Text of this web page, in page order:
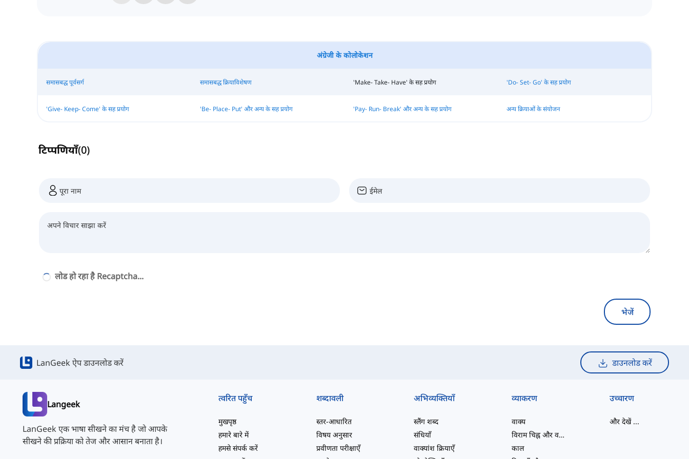
अंग्रेजी के कोलोकेशन
समासबद्ध पूर्वसर्ग समासबद्ध क्रियाविशेषण 'Make- Take- Have' के सह प्रयोग 'Do- Set- Go' के सह प्रयोग
'Give- Keep- Come' के सह प्रयोग 'Be- Place- Put' और अन्य के सह प्रयोग 'Pay- Run- Break' और अन्य के सह प्रयोग अन्य क्रियाओं के संयोजन
टिप्पणियाँ(0)
लोड हो रहा है Recaptcha...
भेजें
LanGeek ऐप डाउनलोड करें डाउनलोड करें
Langeek
LanGeek एक भाषा सीखने का मंच है जो आपके
सीखने की प्रक्रिया को तेज और आसान बनाता है।
त्वरित पहुँच
मुखपृष्ठ
हमारे बारे में
हमसे संपर्क करें
शब्दावली
स्तर-आधारित
विषय अनुसार
प्रवीणता परीक्षाएँ
अभिव्यक्तियाँ
स्लैंग शब्द
संधियाँ
वाक्यांश क्रियाएँ
व्याकरण
वाक्य
विराम चिह्न और वर्तनी
काल
उच्चारण
और देखें...